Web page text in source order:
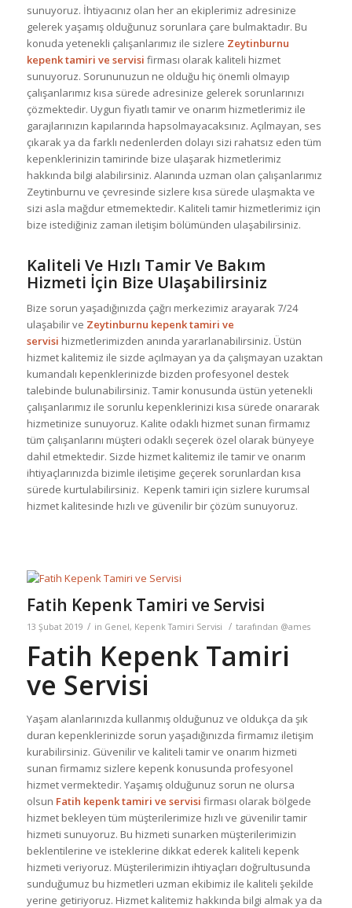
sunuyoruz. İhtiyacınız olan her an ekiplerimiz adresinize
gelerek yaşamış olduğunuz sorunlara çare bulmaktadır. Bu
konuda yetenekli çalışanlarımız ile sizlere Zeytinburnu
kepenk tamiri ve servisi firması olarak kaliteli hizmet
sunuyoruz. Sorununuzun ne olduğu hiç önemli olmayıp
çalışanlarımız kısa sürede adresinize gelerek sorunlarınızı
çözmektedir. Uygun fiyatlı tamir ve onarım hizmetlerimiz ile
garajlarınızın kapılarında hapsolmayacaksınız. Açılmayan, ses
çıkarak ya da farklı nedenlerden dolayı sizi rahatsız eden tüm
kepenklerinizin tamirinde bize ulaşarak hizmetlerimiz
hakkında bilgi alabilirsiniz. Alanında uzman olan çalışanlarımız
Zeytinburnu ve çevresinde sizlere kısa sürede ulaşmakta ve
sizi asla mağdur etmemektedir. Kaliteli tamir hizmetlerimiz için
bize istediğiniz zaman iletişim bölümünden ulaşabilirsiniz.
Kaliteli Ve Hızlı Tamir Ve Bakım
Hizmeti İçin Bize Ulaşabilirsiniz
Bize sorun yaşadığınızda çağrı merkezimiz arayarak 7/24
ulaşabilir ve Zeytinburnu kepenk tamiri ve
servisi hizmetlerimizden anında yararlanabilirsiniz. Üstün
hizmet kalitemiz ile sizde açılmayan ya da çalışmayan uzaktan
kumandalı kepenklerinizde bizden profesyonel destek
talebinde bulunabilirsiniz. Tamir konusunda üstün yetenekli
çalışanlarımız ile sorunlu kepenklerinizi kısa sürede onararak
hizmetinize sunuyoruz. Kalite odaklı hizmet sunan firmamız
tüm çalışanlarını müşteri odaklı seçerek özel olarak bünyeye
dahil etmektedir. Sizde hizmet kalitemiz ile tamir ve onarım
ihtiyaçlarınızda bizimle iletişime geçerek sorunlardan kısa
sürede kurtulabilirsiniz. Kepenk tamiri için sizlere kurumsal
hizmet kalitesinde hızlı ve güvenilir bir çözüm sunuyoruz.
Fatih Kepenk Tamiri ve Servisi
13 Şubat 2019 / in Genel, Kepenk Tamiri Servisi / tarafından @ames
Fatih Kepenk Tamiri
ve Servisi
Yaşam alanlarınızda kullanmış olduğunuz ve oldukça da şık
duran kepenklerinizde sorun yaşadığınızda firmamız iletişim
kurabilirsiniz. Güvenilir ve kaliteli tamir ve onarım hizmeti
sunan firmamız sizlere kepenk konusunda profesyonel
hizmet vermektedir. Yaşamış olduğunuz sorun ne olursa
olsun Fatih kepenk tamiri ve servisi firması olarak bölgede
hizmet bekleyen tüm müşterilerimize hızlı ve güvenilir tamir
hizmeti sunuyoruz. Bu hizmeti sunarken müşterilerimizin
beklentilerine ve isteklerine dikkat ederek kaliteli kepenk
hizmeti veriyoruz. Müşterilerimizin ihtiyaçları doğrultusunda
sunduğumuz bu hizmetleri uzman ekibimiz ile kaliteli şekilde
yerine getiriyoruz. Hizmet kalitemiz hakkında bilgi almak ya da